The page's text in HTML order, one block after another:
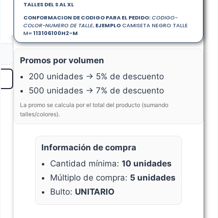
TALLES DEL S AL XL
CONFORMACION DE CODIGO PARA EL PEDIDO:CODIGO-
COLOR-NUMERO DE TALLE, EJEMPLOCAMISETA NEGRO TALLE
M= 113106100H2-M
Promos por volumen
200 unidades → 5% de descuento
500 unidades → 7% de descuento
La promo se calcula por el total del producto (sumando
talles/colores).
Información de compra
Cantidad mínima: 10 unidades
Múltiplo de compra: 5 unidades
Bulto: UNITARIO